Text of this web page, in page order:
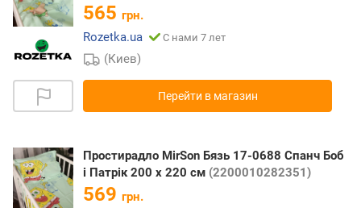
565 грн.
Rozetka.ua
С нами 7 лет
(Киев)
Перейти в магазин
Простирадло MirSon Бязь 17-0688 Спанч Боб
і Патрік 200 х 220 см (2200010282351)
569 грн.